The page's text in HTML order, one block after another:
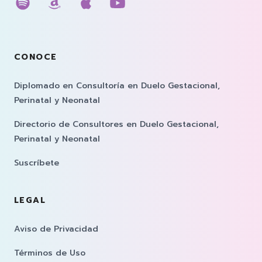
CONOCE
Diplomado en Consultoría en Duelo Gestacional,
Perinatal y Neonatal
Directorio de Consultores en Duelo Gestacional,
Perinatal y Neonatal
Suscríbete
LEGAL
Aviso de Privacidad
Términos de Uso